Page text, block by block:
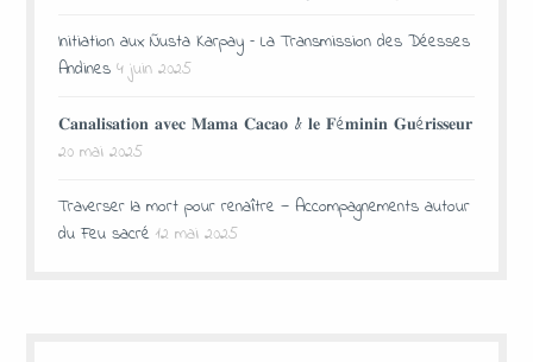
Initiation aux Ñusta Karpay – La Transmission des Déesses
Andines 4 juin 2025
𝐂𝐚𝐧𝐚𝐥𝐢𝐬𝐚𝐭𝐢𝐨𝐧 𝐚𝐯𝐞𝐜 𝐌𝐚𝐦𝐚 𝐂𝐚𝐜𝐚𝐨 & 𝐥𝐞 𝐅é𝐦𝐢𝐧𝐢𝐧 𝐆𝐮é𝐫𝐢𝐬𝐬𝐞𝐮𝐫
20 mai 2025
Traverser la mort pour renaître — Accompagnements autour
du Feu sacré 12 mai 2025